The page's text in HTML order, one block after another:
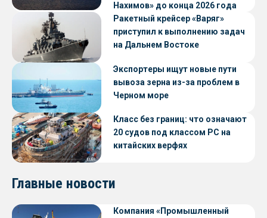
Нахимов» до конца 2026 года
Ракетный крейсер «Варяг»
приступил к выполнению задач
на Дальнем Востоке
Экспортеры ищут новые пути
вывоза зерна из-за проблем в
Черном море
Класс без границ: что означают
20 судов под классом РС на
китайских верфях
Главные новости
Компания «Промышленный